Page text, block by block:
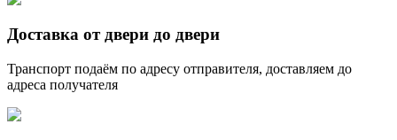
Доставка от двери до двери
Транспорт подаём по адресу отправителя, доставляем до
адреса получателя